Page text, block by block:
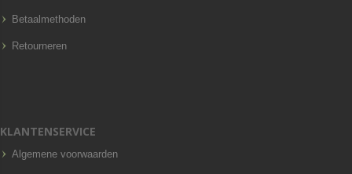
Betaalmethoden
Retourneren
KLANTENSERVICE
Algemene voorwaarden